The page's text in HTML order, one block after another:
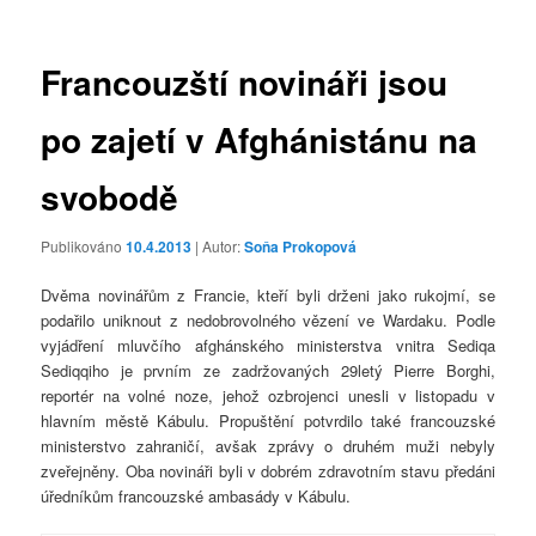
Francouzští novináři jsou
po zajetí v Afghánistánu na
svobodě
Publikováno10.4.2013 | Autor:Soňa Prokopová
Dvěma novinářům z Francie, kteří byli drženi jako rukojmí, se
podařilo uniknout z nedobrovolného vězení ve Wardaku. Podle
vyjádření mluvčího afghánského ministerstva vnitra Sediqa
Sediqqiho je prvním ze zadržovaných 29letý Pierre Borghi,
reportér na volné noze, jehož ozbrojenci unesli v listopadu v
hlavním městě Kábulu. Propuštění potvrdilo také francouzské
ministerstvo zahraničí, avšak zprávy o druhém muži nebyly
zveřejněny. Oba novináři byli v dobrém zdravotním stavu předáni
úředníkům francouzské ambasády v Kábulu.